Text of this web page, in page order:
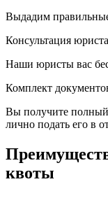
Выдадим
Консультация юриста
Наши юристы вас
Комплект
Вы получите полный
лично подать его в
квоты